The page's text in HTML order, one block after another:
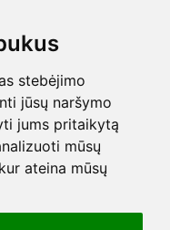
stebėjimo
jūsų naršymo
jums pritaikytą
mūsų
ateina mūsų